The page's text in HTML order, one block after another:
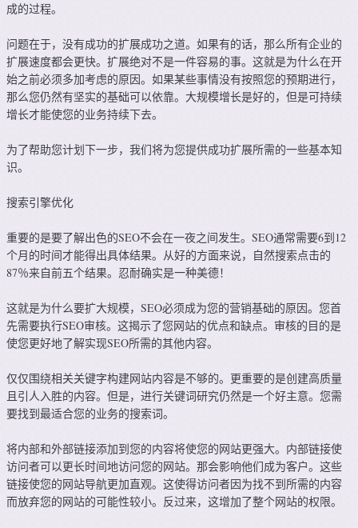
成的过程。
问题在于，没有成功的扩展成功之道。如果有的话，那么所有企业的
扩展速度都会更快。扩展绝对不是一件容易的事。这就是为什么在开
始之前必须多加考虑的原因。如果某些事情没有按照您的预期进行，
那么您仍然有坚实的基础可以依靠。大规模增长是好的，但是可持续
增长才能使您的业务持续下去。
为了帮助您计划下一步，我们将为您提供成功扩展所需的一些基本知
识。
搜索引擎优化
重要的是要了解出色的SEO不会在一夜之间发生。SEO通常需要6到12
个月的时间才能得出具体结果。从好的方面来说，自然搜索点击的
87％来自前五个结果。忍耐确实是一种美德！
这就是为什么要扩大规模，SEO必须成为您的营销基础的原因。您首
先需要执行SEO审核。这揭示了您网站的优点和缺点。审核的目的是
使您更好地了解实现SEO所需的其他内容。
仅仅围绕相关关键字构建网站内容是不够的。更重要的是创建高质量
且引人入胜的内容。但是，进行关键词研究仍然是一个好主意。您需
要找到最适合您的业务的搜索词。
将内部和外部链接添加到您的内容将使您的网站更强大。内部链接使
访问者可以更长时间地访问您的网站。那会影响他们成为客户。这些
链接使您的网站导航更加直观。这使得访问者因为找不到所需的内容
而放弃您的网站的可能性较小。反过来，这增加了整个网站的权限。